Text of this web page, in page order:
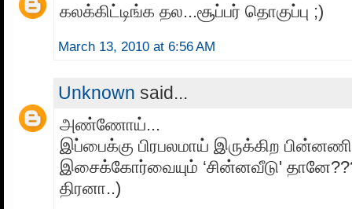
கலக்கிட்டிங்க தல...சூப்பர் தொகுப்பு ;)
March 13, 2010 at 6:56 AM
Unknown said...
அண்ணோய்...
இப்பைக்கு பிரபலமாய் இருக்கிற பின்னணி
இசைக்கோர்வையும் ‘சின்னவீடு'
திரனா..)